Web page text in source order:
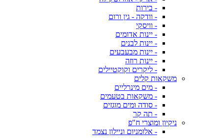
- בירות
- וודקה - גין ורום
- וויסקי
- יינות אדומים
- יינות לבנים
- יינות מבעבעים
- יינות רוזה
- ליקרים וקוקטיילים
משקאות קלים
- מים מינרליים
- משקאות בטעמים
- סודה ומים מוגזים
- תה קר
ניקיון ומוצרי ח"פ
- אלומניום וניילון נצמד